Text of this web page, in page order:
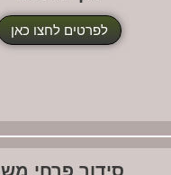
לפרטים לחצו כאן
סידור פרחי משי